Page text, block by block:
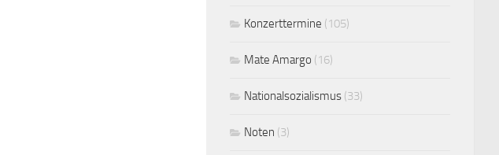
Konzerttermine (105)
Mate Amargo (16)
Nationalsozialismus (33)
Noten (3)